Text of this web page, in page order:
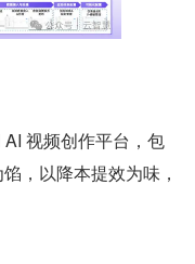
视频创作平台，包
，以降本提效为味，